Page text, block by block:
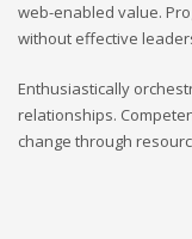
web-enabled value.
without effective
Enthusiastically
relationships.
change through